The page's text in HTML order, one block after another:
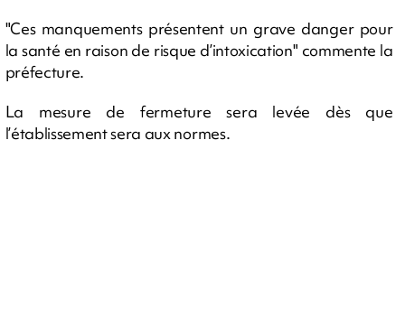
"Ces manquements présentent un grave danger pour
la santé en raison de risque d’intoxication" commente la
préfecture.
La mesure de fermeture sera levée dès que
l’établissement sera aux normes.